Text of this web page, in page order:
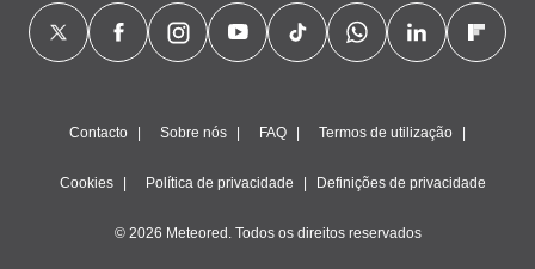
Contacto Sobre nós FAQ Termos de utilização
Cookies Política de privacidade Definições de privacidade
© 2026 Meteored. Todos os direitos reservados